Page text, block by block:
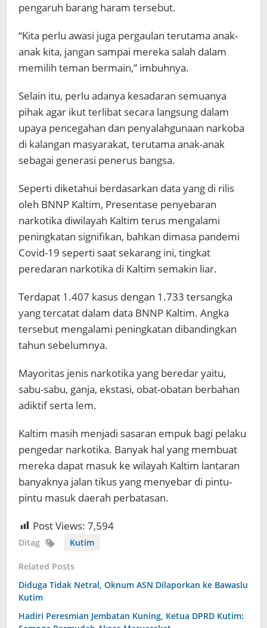
pengaruh barang haram tersebut.
“Kita perlu awasi juga pergaulan terutama anak-
anak kita, jangan sampai mereka salah dalam
memilih teman bermain,” imbuhnya.
Selain itu, perlu adanya kesadaran semuanya
pihak agar ikut terlibat secara langsung dalam
upaya pencegahan dan penyalahgunaan narkoba
di kalangan masyarakat, terutama anak-anak
sebagai generasi penerus bangsa.
Seperti diketahui berdasarkan data yang di rilis
oleh BNNP Kaltim, Presentase penyebaran
narkotika diwilayah Kaltim terus mengalami
peningkatan signifikan, bahkan dimasa pandemi
Covid-19 seperti saat sekarang ini, tingkat
peredaran narkotika di Kaltim semakin liar.
Terdapat 1.407 kasus dengan 1.733 tersangka
yang tercatat dalam data BNNP Kaltim. Angka
tersebut mengalami peningkatan dibandingkan
tahun sebelumnya.
Mayoritas jenis narkotika yang beredar yaitu,
sabu-sabu, ganja, ekstasi, obat-obatan berbahan
adiktif serta lem.
Kaltim masih menjadi sasaran empuk bagi pelaku
pengedar narkotika. Banyak hal yang membuat
mereka dapat masuk ke wilayah Kaltim lantaran
banyaknya jalan tikus yang menyebar di pintu-
pintu masuk daerah perbatasan.
Post Views: 7,594
Ditag Kutim
Related Posts
Diduga Tidak Netral, Oknum ASN Dilaporkan ke Bawaslu
Kutim
Hadiri Peresmian Jembatan Kuning, Ketua DPRD Kutim: